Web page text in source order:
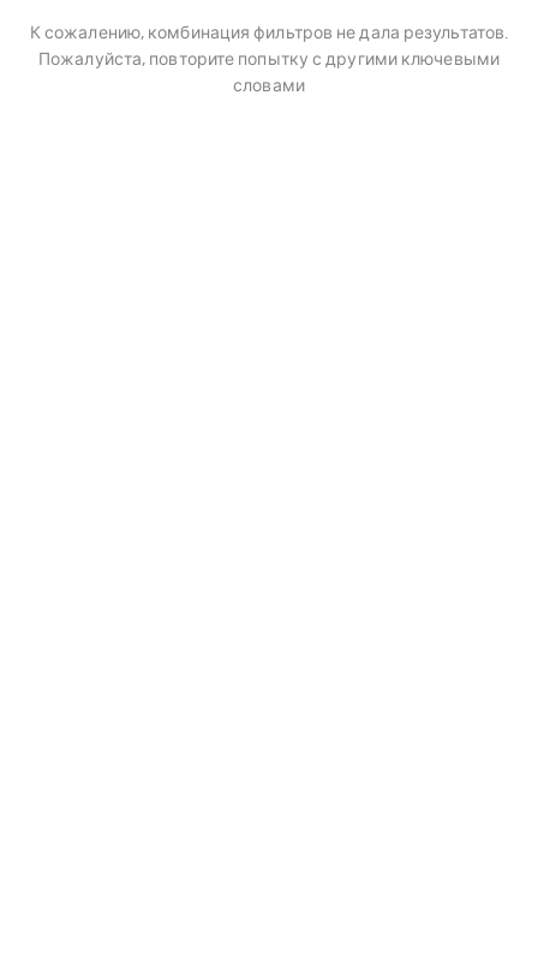
К сожалению, комбинация фильтров не дала результатов.
Пожалуйста, повторите попытку с другими ключевыми
словами